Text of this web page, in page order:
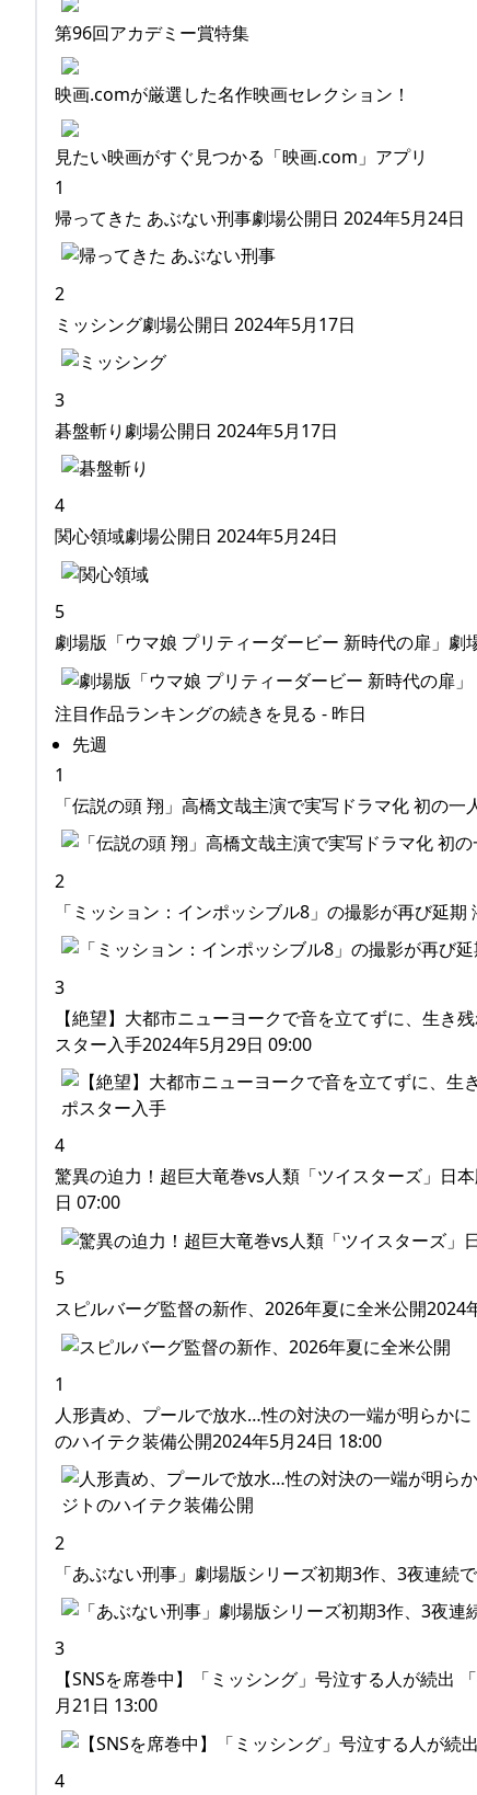
第96回アカデミー賞特集
映画.comが厳選した名作映画セレクション！
見たい映画がすぐ見つかる「映画.com」アプリ
1
帰ってきた あぶない刑事劇場公開日 2024年5月24日
2
ミッシング劇場公開日 2024年5月17日
3
碁盤斬り劇場公開日 2024年5月17日
4
関心領域劇場公開日 2024年5月24日
5
劇場版「ウマ娘 プリティーダービー 新時代の扉」劇
注目作品ランキングの続きを見る - 昨日
先週
1
「伝説の頭 翔」高橋文哉主演で実写ドラマ化 初の
2
「ミッション：インポッシブル8」の撮影が再び延
3
【絶望】大都市ニューヨークで音を立てずに、生き
スター入手2024年5月29日 09:00
4
驚異の迫力！超巨大竜巻vs人類「ツイスターズ」日
日 07:00
5
スピルバーグ監督の新作、2026年夏に全米公開2024
1
人形責め、プールで放水…性の対決の一端が明らか
のハイテク装備公開2024年5月24日 18:00
2
「あぶない刑事」劇場版シリーズ初期3作、3夜連
3
【SNSを席巻中】「ミッシング」号泣する人が続
月21日 13:00
4